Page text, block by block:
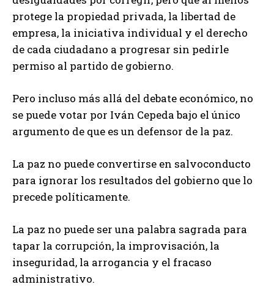
protege la propiedad privada, la libertad de
empresa, la iniciativa individual y el derecho
de cada ciudadano a progresar sin pedirle
permiso al partido de gobierno.
Pero incluso más allá del debate económico, no
se puede votar por Iván Cepeda bajo el único
argumento de que es un defensor de la paz.
La paz no puede convertirse en salvoconducto
para ignorar los resultados del gobierno que lo
precede políticamente.
La paz no puede ser una palabra sagrada para
tapar la corrupción, la improvisación, la
inseguridad, la arrogancia y el fracaso
administrativo.